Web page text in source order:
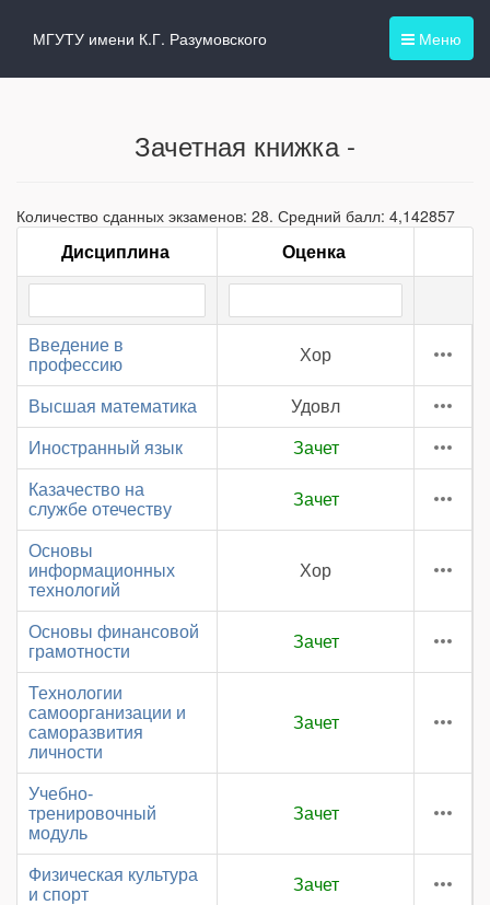
Меню
МГУТУ имени К.Г. Разумовского
Зачетная книжка -
Количество сданных экзаменов: 28. Средний балл: 4,142857
Дисциплина Оценка
Введение в
профессию
Хор
Высшая математика Удовл
Иностранный язык Зачет
Казачество на
службе отечеству
Зачет
Основы
информационных
технологий
Хор
Основы финансовой
грамотности
Зачет
Технологии
самоорганизации и
саморазвития
личности
Зачет
Учебно-
тренировочный
модуль
Зачет
Физическая культура
и спорт
Зачет